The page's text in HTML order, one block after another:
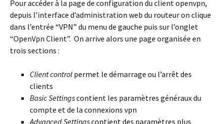
Pour accéder à la page de configuration du client openvpn,
depuis l’interface d’administration web du routeur on clique
dans l’entrée “VPN” du menu de gauche puis sur l’onglet
“OpenVpn Client”. On arrive alors une page organisée en
trois sections :
Client control permet le démarrage ou l’arrêt des
clients
Basic Settingscontient les paramètres généraux du
compte et de la connexions vpn
Advanced Settingscontient des paramètres plus